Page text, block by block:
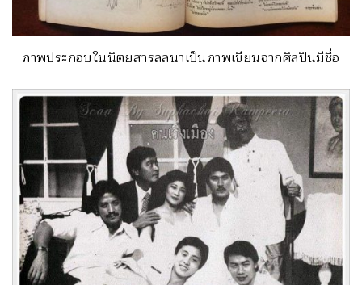
ภาพประกอบในนิตยสารลลนาเป็นภาพเขียนจากศิลปินมีชื่อ